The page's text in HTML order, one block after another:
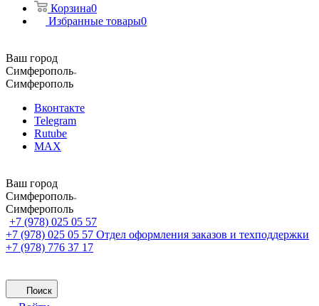
Корзина0
Избранные товары0
Ваш город
Симферополь
Симферополь
Вконтакте
Telegram
Rutube
MAX
Ваш город
Симферополь
Симферополь
+7 (978) 025 05 57
+7 (978) 025 05 57 Отдел оформления заказов и техподдержки
+7 (978) 776 37 17
Поиск